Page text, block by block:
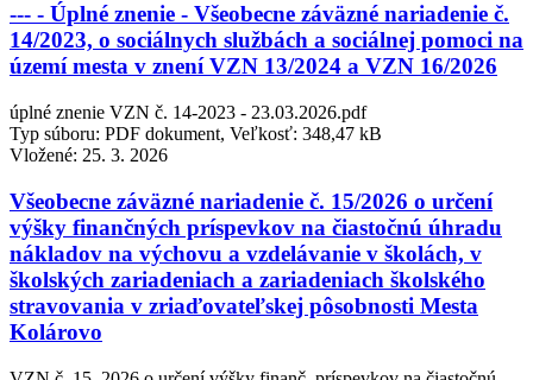
--- - Úplné znenie - Všeobecne záväzné nariadenie č.
14/2023, o sociálnych službách a sociálnej pomoci na
území mesta v znení VZN 13/2024 a VZN 16/2026
úplné znenie VZN č. 14-2023 - 23.03.2026.pdf
Typ súboru: PDF dokument, Veľkosť: 348,47 kB
Vložené: 25. 3. 2026
Všeobecne záväzné nariadenie č. 15/2026 o určení
výšky finančných príspevkov na čiastočnú úhradu
nákladov na výchovu a vzdelávanie v školách, v
školských zariadeniach a zariadeniach školského
stravovania v zriaďovateľskej pôsobnosti Mesta
Kolárovo